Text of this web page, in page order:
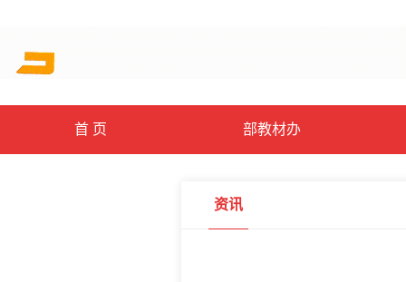
首 页 部教材办
资讯